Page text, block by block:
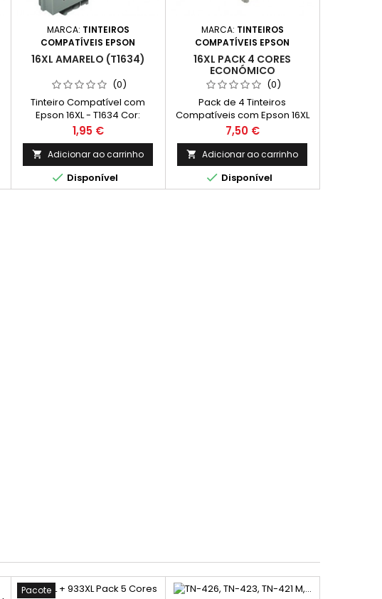
MARCA: TINTEIROS
COMPATÍVEIS EPSON
16XL AMARELO (T1634)
(0)
Tinteiro Compatível com
Epson 16XL - T1634 Cor:
Amarelo Capacidade: 11,6 ml
Preço
1,95 €
 Adicionar ao carrinho
 Disponível
MARCA: TINTEIROS
COMPATÍVEIS EPSON
16XL PACK 4 CORES
ECONÓMICO
(0)
Pack de 4 Tinteiros
Compatíveis com Epson 16XL
constituído por: 1 Tinteiros
Compatíveis Epson 16XL Preto,
T1631 - Capacidade: 17 ml 1
Tinteiros Compatíveis Epson
16XL Ciano, T1632
- Capacidade: 11,6 ml1 Tinteiros
Preço
7,50 €
 Adicionar ao carrinho
 Disponível
Pacote